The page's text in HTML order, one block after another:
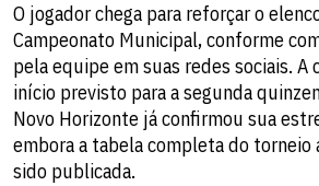
O jogador chega para reforçar o
Campeonato Municipal, conforme
pela equipe em suas redes sociais. A
início previsto para a segunda
Novo Horizonte já confirmou sua
embora a tabela completa do torneio
sido publicada.